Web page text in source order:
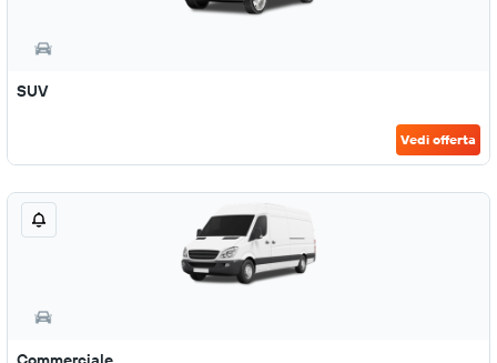
SUV
Vedi offerta